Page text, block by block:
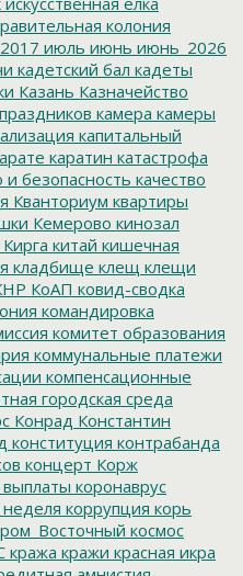
колония
июль июнь июнь_2026
кадетский бал кадеты
Казань Казначейство
камера камеры
капитальный
каратин катастрофа
и безопасность качество
Кванториум квартиры
Кемерово кинозал
Кирга китай кишечная
кладбище клещ клещи
КоАП ковид-сводка
командировка
комитет образования
коммунальные платежи
компенсационные
городская среда
Конрад Константин
конституция контрабанда
концерт Корж
коронаврус
неделя коррупция корь
космос
кража кражи красная икра